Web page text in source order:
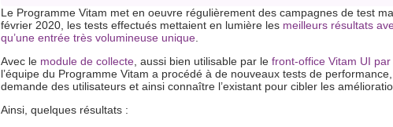
Le Programme Vitam met en oeuvre régulièrement des campagnes de test
février 2020, les tests effectués mettaient en lumière les meilleurs résultats
qu’une entrée très volumineuse unique
Avec le module de collecte , aussi bien utilisable par le front-office Vitam UI par
l’équipe du Programme Vitam a procédé à de nouveaux tests de
demande des utilisateurs et ainsi connaître l’existant pour cibler les
Ainsi, quelques résultats :